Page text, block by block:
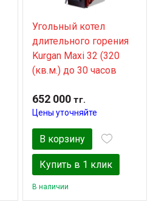
Угольный котел
длительного горения
Kurgan Maxi 32 (320
(кв.м.) до 30 часов
652 000тг.
Цены уточняйте
В корзину
Купить в 1 клик
В наличии